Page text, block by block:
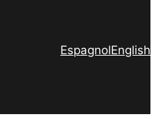
EspagnolEnglish